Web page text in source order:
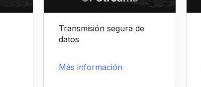
Transmisión segura de
datos
Más información